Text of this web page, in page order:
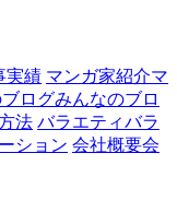
実績 マンガ家紹介マ
ログみんなのブロ
法 バラエティバラ
ション 会社概要会